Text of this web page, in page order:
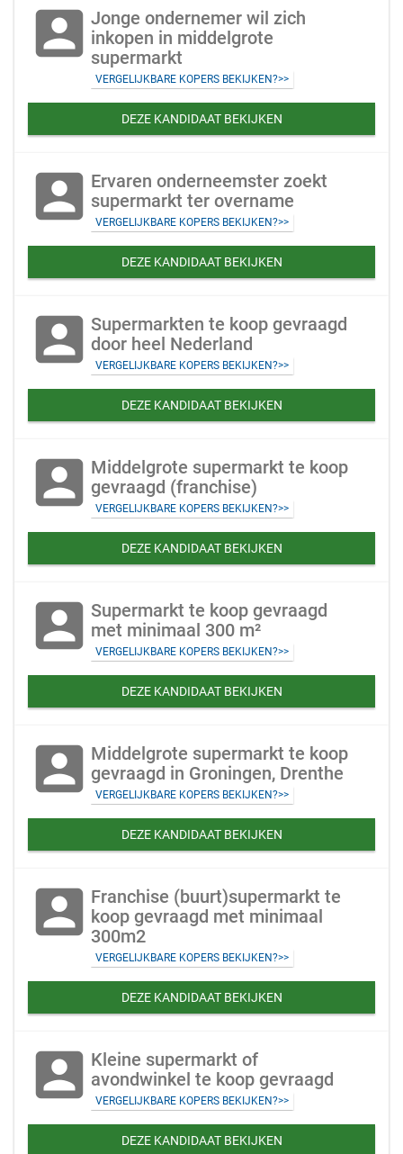
account_box Jonge ondernemer wil zich
inkopen in middelgrote
supermarkt
VERGELIJKBARE KOPERS BEKIJKEN?>>
DEZE KANDIDAAT BEKIJKEN
account_box Ervaren onderneemster zoekt
supermarkt ter overname
VERGELIJKBARE KOPERS BEKIJKEN?>>
DEZE KANDIDAAT BEKIJKEN
account_box Supermarkten te koop gevraagd
door heel Nederland
VERGELIJKBARE KOPERS BEKIJKEN?>>
DEZE KANDIDAAT BEKIJKEN
account_box Middelgrote supermarkt te koop
gevraagd (franchise)
VERGELIJKBARE KOPERS BEKIJKEN?>>
DEZE KANDIDAAT BEKIJKEN
account_box Supermarkt te koop gevraagd
met minimaal 300 m²
VERGELIJKBARE KOPERS BEKIJKEN?>>
DEZE KANDIDAAT BEKIJKEN
account_box Middelgrote supermarkt te koop
gevraagd in Groningen, Drenthe
VERGELIJKBARE KOPERS BEKIJKEN?>>
DEZE KANDIDAAT BEKIJKEN
account_box Franchise (buurt)supermarkt te
koop gevraagd met minimaal
300m2
VERGELIJKBARE KOPERS BEKIJKEN?>>
DEZE KANDIDAAT BEKIJKEN
account_box Kleine supermarkt of
avondwinkel te koop gevraagd
VERGELIJKBARE KOPERS BEKIJKEN?>>
DEZE KANDIDAAT BEKIJKEN